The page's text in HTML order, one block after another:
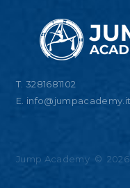
T. 3281681102
E. info@jumpacademy.it
Jump Academy © 2026